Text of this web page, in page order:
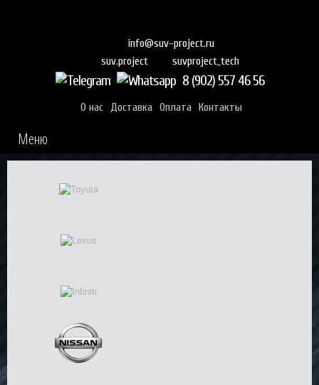
info@suv-project.ru
suv.project
suvproject_tech
8 (902) 557 46 56
О нас Доставка Оплата Контакты
Меню